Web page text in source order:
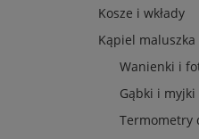
Kosze i wkłady
Kąpiel maluszka
Wanienki i
Gąbki i
Termometry